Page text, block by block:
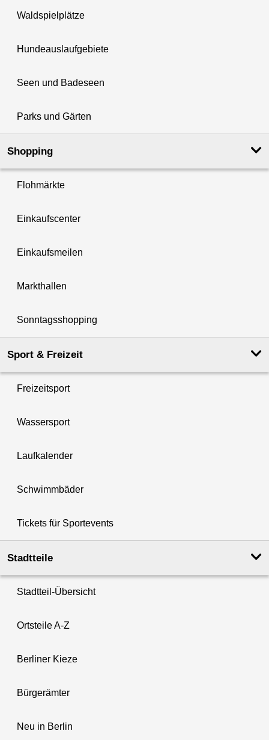
Waldspielplätze
Hundeauslaufgebiete
Seen und Badeseen
Parks und Gärten
Shopping
Flohmärkte
Einkaufscenter
Einkaufsmeilen
Markthallen
Sonntagsshopping
Sport & Freizeit
Freizeitsport
Wassersport
Laufkalender
Schwimmbäder
Tickets für Sportevents
Stadtteile
Stadtteil-Übersicht
Ortsteile A-Z
Berliner Kieze
Bürgerämter
Neu in Berlin